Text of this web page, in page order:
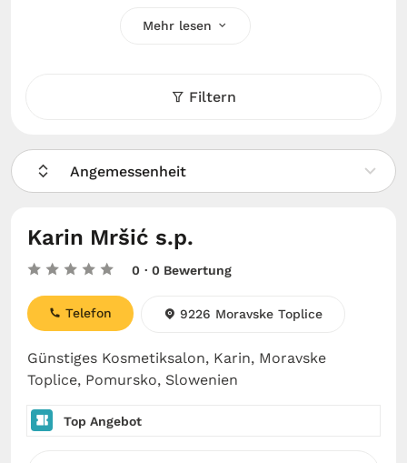
Mehr lesen
Filtern
Angemessenheit
Karin Mršić s.p.
0 · 0 Bewertung
Günstiges Kosmetiksalon, Karin, Moravske
Toplice, Pomursko, Slowenien
Telefon 9226 Moravske Toplice
Top Angebot